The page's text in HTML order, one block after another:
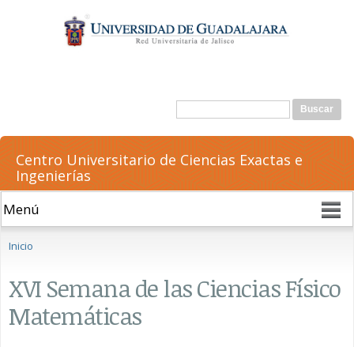
contenido
principal
Formulario de búsqueda
Buscar
Centro Universitario de Ciencias Exactas e
Ingenierías
Inicio
XVI Semana de las Ciencias Físico
Matemáticas